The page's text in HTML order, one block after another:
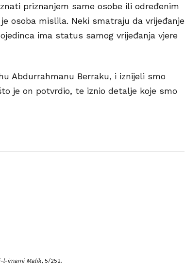
priznanjem same osobe ili određenim
osoba mislila. Neki smatraju da vrijeđanje
ima status samog vrijeđanja vjere
Abdurrahmanu Berraku, i iznijeli smo
je on potvrdio, te iznio detalje koje smo
l-imami Malik, 5/252.